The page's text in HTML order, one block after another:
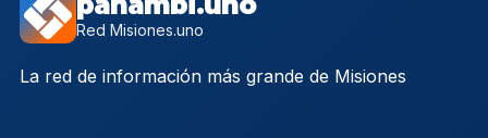
Red Misiones.uno
La red de información más grande de Misiones